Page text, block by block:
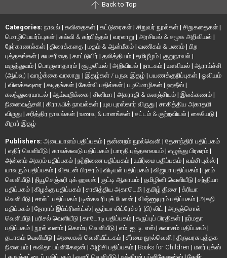
Back to Top
Categories: நாவல் | கவிதைகள் | கட்டுரைகள் | சிறுவர் நூல்கள் | சிறுகதைகள் |
மொழிபெயர்ப்புகள் | கல்வி & கற்பித்தல் | வரலாறு | அரசியல் & சமூக அறிவியல் |
நேர்காணல்கள் | திரைக்கதை | மதம் & ஆன்மீகம் | வணிகம் & பணம் | பிற
புத்தகங்கள் | சுயசரிதை | காட்டுயிர் | தலித்தியம் | தமிழீழம் | குறுநாவல் |
மருத்துவம் | பொருளாதாரம் | சூழலியல் | அறிவியல் | நாடகம் | உளவியல் | ஆராய்ச்சி
(ஆய்வு) | வாழ்க்கை வரலாறு | இதழ்கள் / பருவ இதழ் | பயணக்குறிப்புகள் | ஓவியம்
| விளக்கவுரை | கடிதங்கள் | கேள்வி பதில்கள் | பழமொழிகள் | ஹதீஸ் |
கலந்துரையாடல் | ஆய்வறிக்கை | சினிமா | அகராதி & களஞ்சியம் | இலக்கணம் |
நினைவஞ்சலி | கிராஃபிக் நாவல்கள் | யுவ புரஸ்கார் விருது | சாகித்திய அகாதமி
விருது | சரித்திர நாவல்கள் | உணவு & பானங்கள் | சட்டம் & குற்றவியல் | கையேடு |
சிறார் இதழ்
Publishers: அடையாளம் பதிப்பகம் | தன்னறம் நூல்வெளி | தேசாந்திரி பதிப்பகம்
| எதிர் வெளியீடு | காலச்சுவடு பதிப்பகம் | பாரதி புத்தகாலயம் | எழுத்து பிரசுரம் |
அன்னம் அகரம் பதிப்பகம் | நற்றிணை பதிப்பகம் | உயிர்மை பதிப்பகம் | வம்சி புக்ஸ் |
யாவரும் பதிப்பகம் | விகடன் பிரசுரம் | விடியல் பதிப்பகம் | விஜயா பதிப்பகம் | புலம்
வெளியீடு | நியூசெஞ்சுரி புக் ஹவுஸ் | குட்டி ஆகாயம் | தமிழினி வெளியீடு | சந்தியா
பதிப்பகம் | கிழக்கு பதிப்பகம் | சாகித்திய அகாடெமி | தமிழ் திசை | க்ரியா
வெளியீடு | சால்ட் பதிப்பகம் | டிஸ்கவரி புக் பேலஸ் | விஷ்ணுபுரம் பதிப்பகம் | அகநி
பதிப்பகம் | நோராப் இம்ப்ரிண்ட்ஸ் | சூர்யா லிட்ரேச்சர் (பி) லிட் | அருஞ்சொல்
வெளியீடு | பரிசல் வெளியீடு | காடோடி பதிப்பகம் | கருப்புப் பிரதிகள் | நர்மதா
பதிப்பகம் | நூல் வனம் | கொம்பு வெளியீடு | எம். ஐ. டி. எஸ் | சுவாசம் பதிப்பகம் |
தடாகம் வெளியீடு | அலைகள் வெளியீட்டகம் | சீர்மை நூல்வெளி | திருவரசு புத்தக
நிலையம் | கவிதா பப்ளிகேஷன் | அழிசி பதிப்பகம் | Books for Children | மலர் புக்ஸ்